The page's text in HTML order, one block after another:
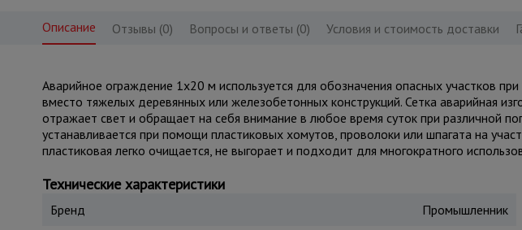
Описание Отзывы (0) Вопросы и ответы (0) Условия и стоимость доставки
Аварийное ограждение 1х20 м используется для обозначения опасных участков
вместо тяжелых деревянных или железобетонных конструкций. Сетка аварийная
отражает свет и обращает на себя внимание в любое время суток при различной
устанавливается при помощи пластиковых хомутов, проволоки или шпагата на
пластиковая легко очищается, не выгорает и подходит для многократного
Технические характеристики
Бренд
Промышленник